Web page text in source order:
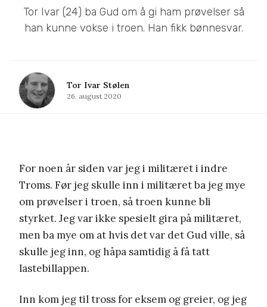
Tor Ivar (24) ba Gud om å gi ham prøvelser så
han kunne vokse i troen. Han fikk bønnesvar.
Tor Ivar Stølen
26. august 2020
For noen år siden var jeg i militæret i indre
Troms. Før jeg skulle inn i militæret ba jeg mye
om prøvelser i troen, så troen kunne bli
styrket. Jeg var ikke spesielt gira på militæret,
men ba mye om at hvis det var det Gud ville, så
skulle jeg inn, og håpa samtidig å få tatt
lastebillappen.
Inn kom jeg til tross for eksem og greier, og jeg